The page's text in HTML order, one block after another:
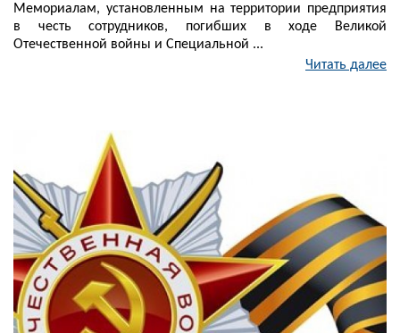
Мемориалам, установленным на территории предприятия
в честь сотрудников, погибших в ходе Великой
Отечественной войны и Специальной ...
Читать далее